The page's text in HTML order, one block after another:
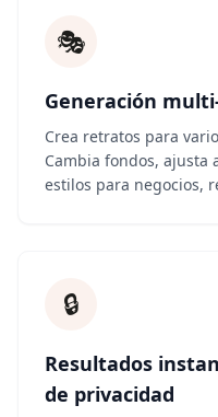
🎭
Generación
Crea retratos para
Cambia fondos, ajusta
estilos para negocios,
🔒
Resultados
de privacidad